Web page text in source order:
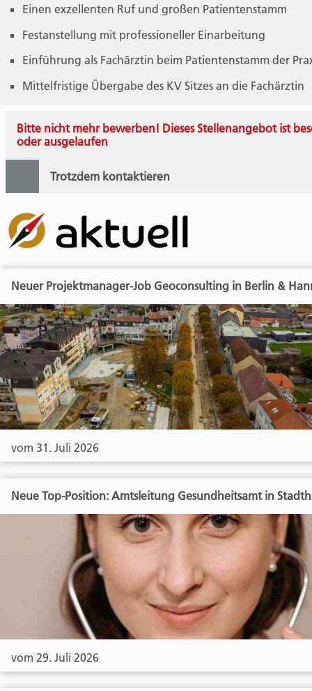
Einen exzellenten Ruf und großen Patientenstamm
Festanstellung mit professioneller Einarbeitung
Einführung als Fachärztin beim Patientenstamm der
Mittelfristige Übergabe des KV Sitzes an die Fachärztin
Bitte nicht mehr bewerben! Dieses Stellenangebot ist
oder ausgelaufen
Trotzdem kontaktieren
Neuer Projektmanager-Job Geoconsulting in Berlin &
vom 31. Juli 2026
Neue Top-Position: Amtsleitung Gesundheitsamt in
vom 29. Juli 2026